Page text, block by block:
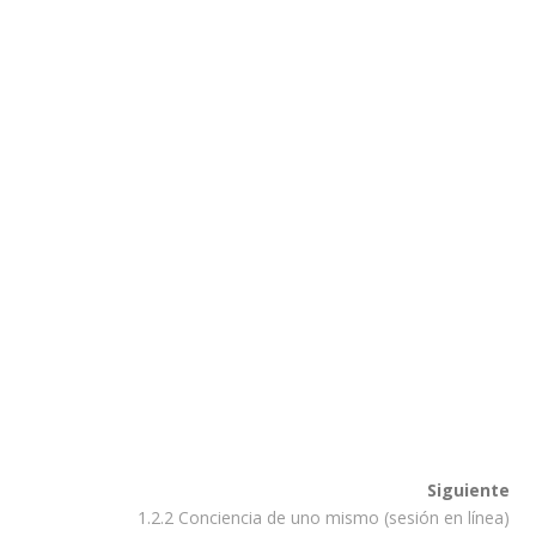
Siguiente
1.2.2 Conciencia de uno mismo (sesión en línea)
y la Comisión no se hace responsable del uso